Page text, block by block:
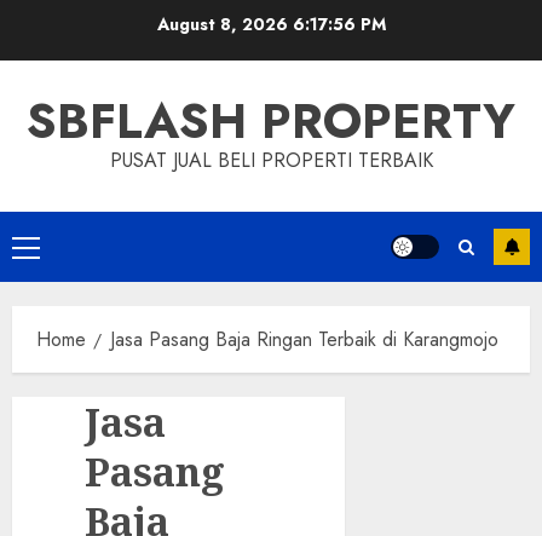
August 8, 2026 6:17:57 PM
SBFLASH PROPERTY
PUSAT JUAL BELI PROPERTI TERBAIK
Primary
Menu
Home Jasa Pasang Baja Ringan Terbaik di Karangmojo
Jasa
Pasang
Baja